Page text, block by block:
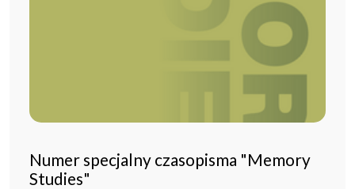
Numer specjalny czasopisma "Memory
Studies"